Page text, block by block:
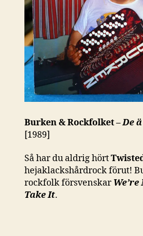
Burken & Rockfolket –De
[1989]
Så har du aldrig hört
hejaklackshårdrock förut!
rockfolk försvenskarWe’re
Take It.